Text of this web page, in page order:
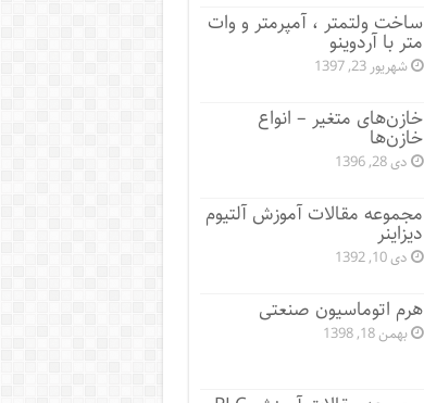
ساخت ولتمتر ، آمپرمتر و وات
متر با آردوینو
شهریور 23, 1397
خازن‌های متغیر – انواع
خازن‌ها
دی 28, 1396
مجموعه مقالات آموزش آلتیوم
دیزاینر
دی 10, 1392
هرم اتوماسیون صنعتی
بهمن 18, 1398